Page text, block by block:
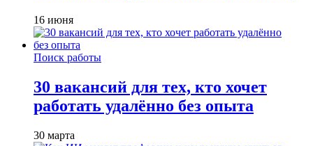
16 июня
Поиск работы
30 вакансий для тех, кто хочет
работать удалённо без опыта
30 марта